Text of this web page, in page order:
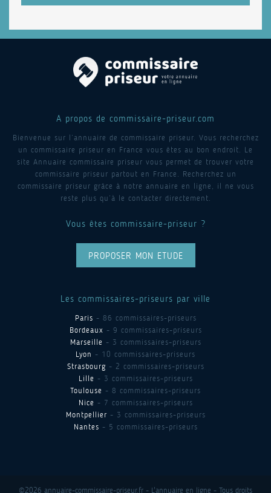
A propos de commissaire-priseur.com
Bienvenue sur l’annuaire de commissaire priseur. Vous recherchez
un commissaire priseur en France vous êtes au bon endroit. Le
site Annuaire commissaire priseur vous permet de trouver votre
commissaire priseur partout en France. Recherchez un
commissaire priseur grâce à notre annuaire en ligne, il ne vous
reste plus qu’à le contacter directement.
Vous êtes commissaire-priseur ?
PROPOSER MON ETUDE
Les commissaires-priseurs par ville
Paris - 86 commissaires-priseurs
Bordeaux - 9 commissaires-priseurs
Marseille - 3 commissaires-priseurs
Lyon - 10 commissaires-priseurs
Strasbourg - 2 commissaires-priseurs
Lille - 3 commissaires-priseurs
Toulouse - 8 commissaires-priseurs
Nice - 7 commissaires-priseurs
Montpellier - 3 commissaires-priseurs
Nantes - 5 commissaires-priseurs
©2026 annuaire-commissaire-priseur.fr - L'annuaire en ligne - Tous droits